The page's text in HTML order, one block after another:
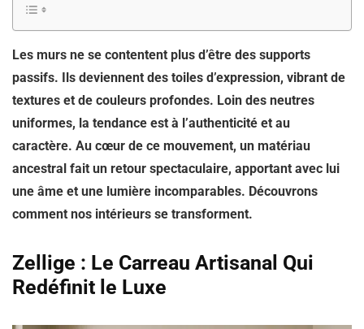
Les murs ne se contentent plus d’être des supports
passifs. Ils deviennent des toiles d’expression, vibrant de
textures et de couleurs profondes. Loin des neutres
uniformes, la tendance est à l’authenticité et au
caractère. Au cœur de ce mouvement, un matériau
ancestral fait un retour spectaculaire, apportant avec lui
une âme et une lumière incomparables. Découvrons
comment nos intérieurs se transforment.
Zellige : Le Carreau Artisanal Qui
Redéfinit le Luxe